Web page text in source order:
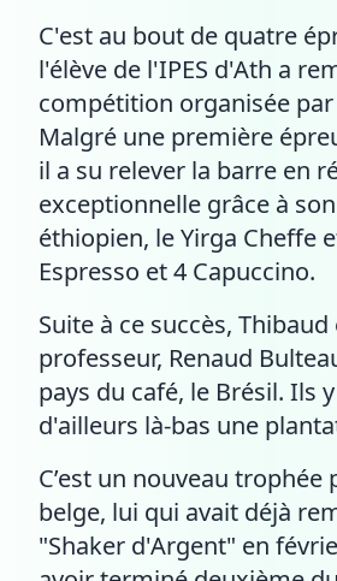
C'est au bout de quatre
l'élève de l'IPES d'Ath a
compétition organisée
Malgré une première
il a su relever la barre en
exceptionnelle grâce à
éthiopien, le Yirga Cheffe
Espresso et 4 Capuccino.
Suite à ce succès, Thibaud
professeur, Renaud
pays du café, le Brésil. Ils
d'ailleurs là-bas une
C’est un nouveau trophée
belge, lui qui avait déjà
"Shaker d'Argent" en